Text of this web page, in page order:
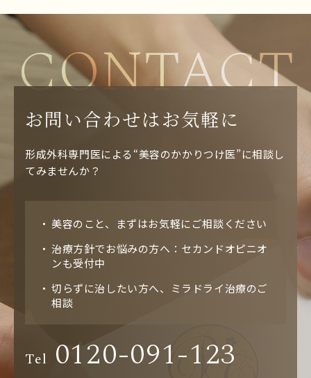
CONTACT
お問い合わせはお気軽に
形成外科専門医による“美容のかかりつけ医”に相談し
てみませんか？
美容のこと、まずはお気軽にご相談ください
治療方針でお悩みの方へ：セカンドオピニオ
ンも受付中
切らずに治したい方へ、ミラドライ治療のご
相談
Tel 0120-091-123